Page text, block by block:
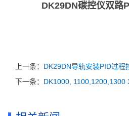
DK29DN碳控仪双路
上一条： DK29DN导轨安装PID过程
下一条： DK1000, 1100,1200,1300